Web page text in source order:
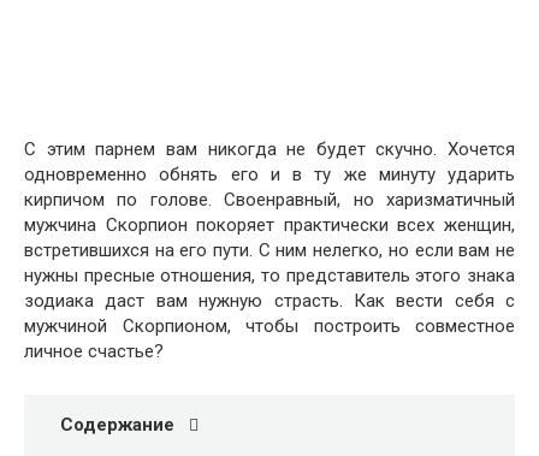
С этим парнем вам никогда не будет скучно. Хочется
одновременно обнять его и в ту же минуту ударить
кирпичом по голове. Своенравный, но харизматичный
мужчина Скорпион покоряет практически всех женщин,
встретившихся на его пути. С ним нелегко, но если вам не
нужны пресные отношения, то представитель этого знака
зодиака даст вам нужную страсть. Как вести себя с
мужчиной Скорпионом, чтобы построить совместное
личное счастье?
Содержание